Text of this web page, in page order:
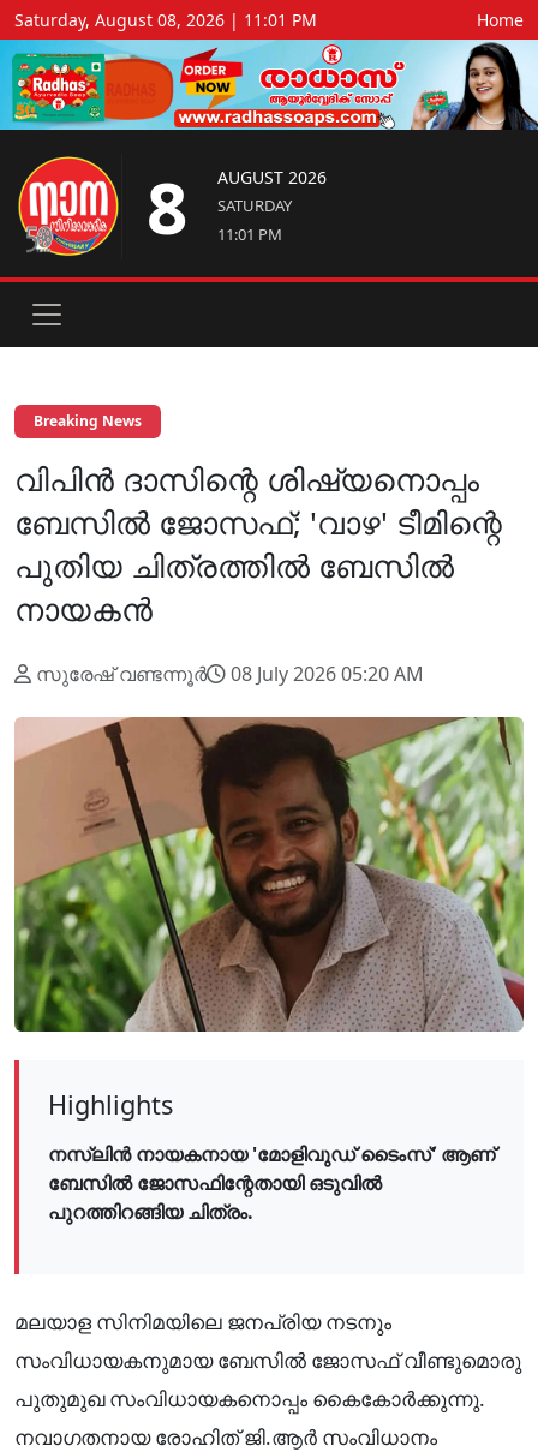
Saturday, August 08, 2026 | 11:01 PM Home
8 AUGUST 2026
SATURDAY
11:01 PM
Breaking News
വിപിൻ ദാസിന്റെ ശിഷ്യനൊപ്പം
ബേസിൽ ജോസഫ്; 'വാഴ' ടീമിന്റെ
പുതിയ ചിത്രത്തിൽ ബേസിൽ
നായകൻ
സുരേഷ് വണ്ടന്നൂർ 08 July 2026 05:20 AM
Highlights
​നസ്ലിൻ നായകനായ 'മോളിവുഡ് ടൈംസ്' ആണ്
ബേസിൽ ജോസഫിന്റേതായി ഒടുവിൽ
പുറത്തിറങ്ങിയ ചിത്രം.
മലയാള സിനിമയിലെ ജനപ്രിയ നടനും
സംവിധായകനുമായ ബേസിൽ ജോസഫ് വീണ്ടുമൊരു
പുതുമുഖ സംവിധായകനൊപ്പം കൈകോർക്കുന്നു.
നവാഗതനായ രോഹിത് ജി.ആർ സംവിധാനം